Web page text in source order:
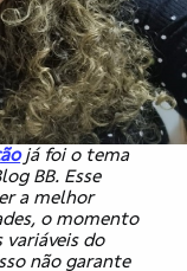
já foi o tema
BB. Esse
a melhor
o momento
do
não garante